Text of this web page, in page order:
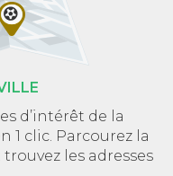
d’intérêt de la
1 clic. Parcourez la
les adresses